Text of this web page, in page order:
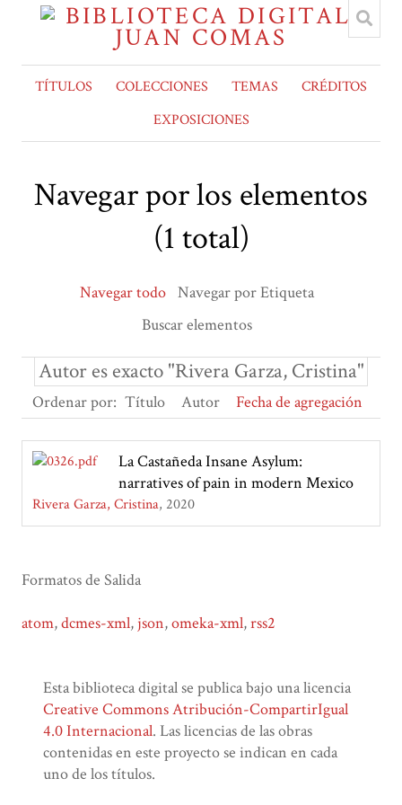
TÍTULOS COLECCIONES TEMAS
CRÉDITOS
EXPOSICIONES
Navegar por los elementos
(1 total)
Navegar todo Navegar por Etiqueta
Buscar elementos
Autor es exacto "Rivera Garza, Cristina"
Ordenar por: Título Autor Fecha de agregación
La Castañeda Insane Asylum:
narratives of pain in modern Mexico
Rivera Garza, Cristina 2020
Formatos de Salida
atom,dcmes-xml, json,omeka-xml,rss2
Esta biblioteca digital se publica bajo una licencia
Creative Commons Atribución-CompartirIgual
4.0 Internacional. Las licencias de las obras
contenidas en este proyecto se indican en cada
uno de los títulos.